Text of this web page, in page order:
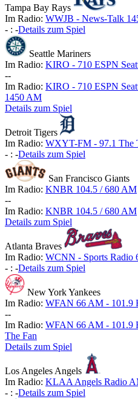
Tampa Bay Rays
Im Radio: WWJB - News-Talk
- : -Details zum Spiel
Seattle Mariners
Im Radio: KIRO - 710 ESPN
--
Im Radio: KIRO - 710 ESPN
1450 AM
Details zum Spiel
Detroit Tigers
Im Radio: WXYT-FM - 97.1 The
- : -Details zum Spiel
San Francisco Giants
Im Radio: KNBR 104.5 / 680 AM
--
Im Radio: KNBR 104.5 / 680 AM
Details zum Spiel
Atlanta Braves
Im Radio: WCNN - Sports Radio
- : -Details zum Spiel
New York Yankees
Im Radio: WFAN 66 AM - 101.9
--
Im Radio: WFAN 66 AM - 101.9
The Fan
Details zum Spiel
Los Angeles Angels
Im Radio: KLAA Angels Radio
- : -Details zum Spiel